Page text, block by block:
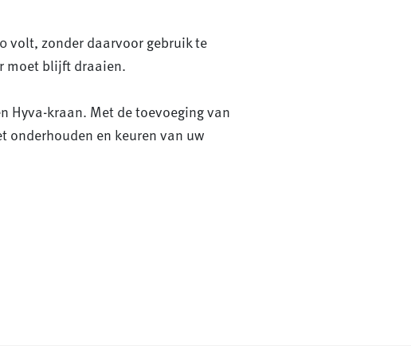
volt, zonder daarvoor gebruik te
moet blijft draaien.
Hyva-kraan. Met de toevoeging van
onderhouden en keuren van uw